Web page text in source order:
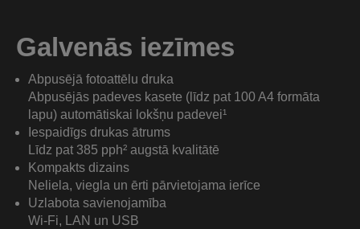
Galvenās iezīmes
Abpusējā fotoattēlu druka
Abpusējās padeves kasete (līdz pat 100 A4 formāta
lapu) automātiskai lokšņu padevei¹
Iespaidīgs drukas ātrums
Līdz pat 385 pph² augstā kvalitātē
Kompakts dizains
Neliela, viegla un ērti pārvietojama ierīce
Uzlabota savienojamība
Wi-Fi, LAN un USB